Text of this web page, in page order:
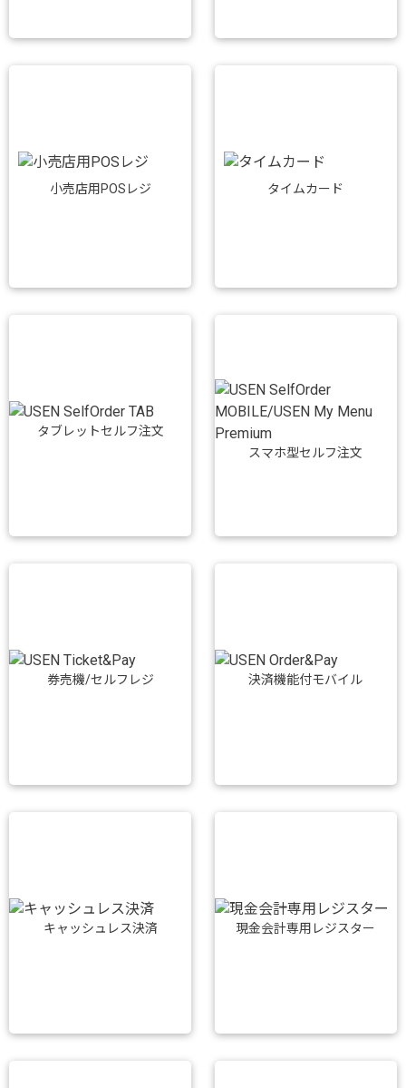
小売店用POSレジ タイムカード
タブレットセルフ注文
スマホ型セルフ注文
券売機/セルフレジ 決済機能付モバイル
キャッシュレス決済 現金会計専用レジスター